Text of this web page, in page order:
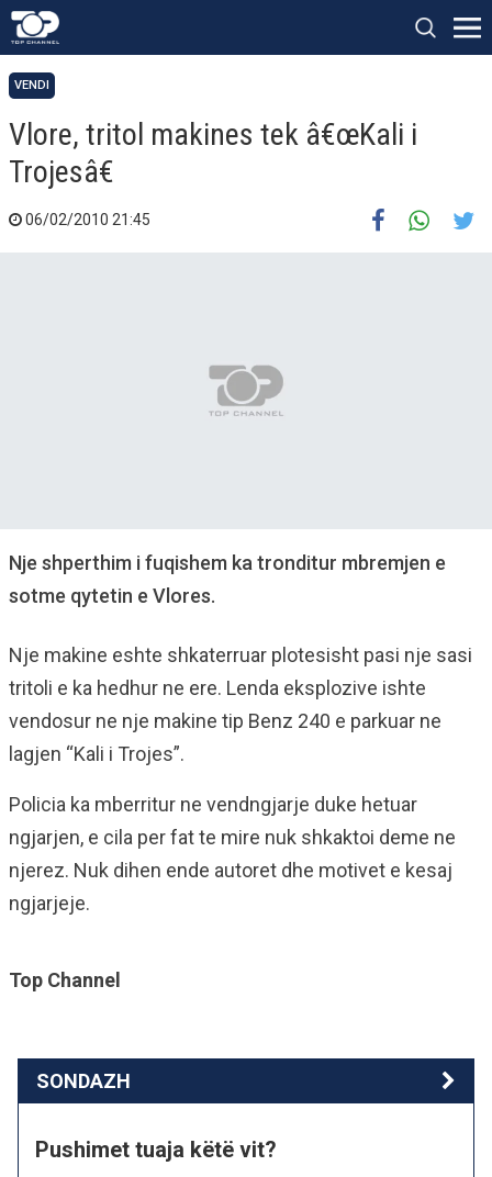
VENDI
Vlore, tritol makines tek â€œKali i
Trojesâ€
06/02/2010 21:45
Nje shperthim i fuqishem ka tronditur mbremjen e
sotme qytetin e Vlores.
Nje makine eshte shkaterruar plotesisht pasi nje sasi
tritoli e ka hedhur ne ere. Lenda eksplozive ishte
vendosur ne nje makine tip Benz 240 e parkuar ne
lagjen “Kali i Trojes”.
Policia ka mberritur ne vendngjarje duke hetuar
ngjarjen, e cila per fat te mire nuk shkaktoi deme ne
njerez. Nuk dihen ende autoret dhe motivet e kesaj
ngjarjeje.
Top Channel
SONDAZH
Pushimet tuaja këtë vit?